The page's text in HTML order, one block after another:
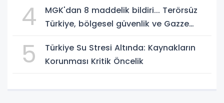
4
MGK'dan 8 maddelik bildiri... Terörsüz
Türkiye, bölgesel güvenlik ve Gazze
5
Türkiye Su Stresi Altında: Kaynakların
Korunması Kritik Öncelik